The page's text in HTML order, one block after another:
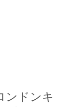
ンドンキ